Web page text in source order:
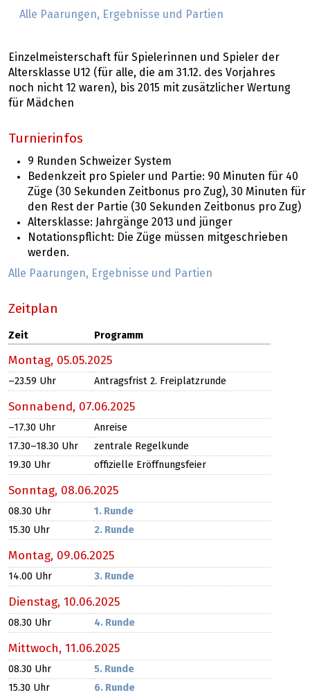
Alle Paarungen, Ergebnisse und Partien
Einzelmeisterschaft für Spielerinnen und Spieler der
Altersklasse U12 (für alle, die am 31.12. des Vorjahres
noch nicht 12 waren), bis 2015 mit zusätzlicher Wertung
für Mädchen
Turnierinfos
9 Runden Schweizer System
Bedenkzeit pro Spieler und Partie: 90 Minuten für 40
Züge (30 Sekunden Zeitbonus pro Zug), 30 Minuten für
den Rest der Partie (30 Sekunden Zeitbonus pro Zug)
Altersklasse: Jahrgänge 2013 und jünger
Notationspflicht: Die Züge müssen mitgeschrieben
werden.
Alle Paarungen, Ergebnisse und Partien
Zeitplan
Zeit Programm
Montag, 05.05.2025
–23.59 Uhr Antragsfrist 2. Freiplatzrunde
Sonnabend, 07.06.2025
–17.30 Uhr
Anreise
17.30​–18.30 Uhr
zentrale Regelkunde
19.30 Uhr
offizielle Eröffnungsfeier
Sonntag, 08.06.2025
08.30 Uhr
1. Runde
15.30 Uhr
2. Runde
Montag, 09.06.2025
14.00 Uhr 3. Runde
Dienstag, 10.06.2025
08.30 Uhr 4. Runde
Mittwoch, 11.06.2025
08.30 Uhr
5. Runde
15.30 Uhr
6. Runde